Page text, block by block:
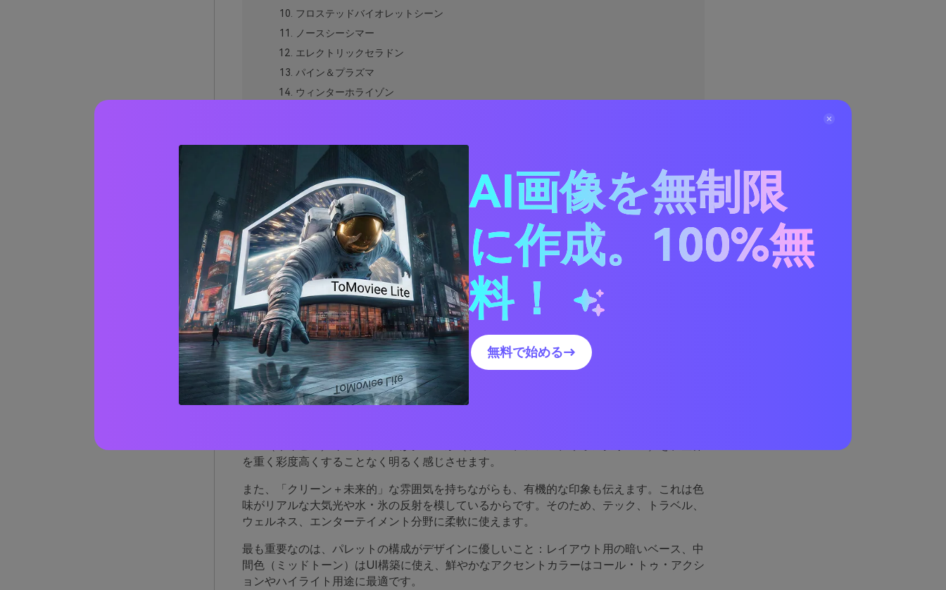
フロステッドバイオレットシーン
ノースシーシマー
エレクトリックセラドン
パイン＆プラズマ
ウィンターホライゾン
ミントネビュラ
ディープスペースミント
シルバーポーラーアーク
グリーンファイアダスク
オーロラ・ボレアリスと合う色は？
実際のデザインでオーロラ・ボレアリスのカラーパレットをどう使うか
AIでオーロラ・ボレアリスのパレットビジュアルを作成
なぜオーロラ・ボレアリスのカラース
キームはこんなに効果的なのか
を重く彩度高くすることなく明るく感じさせます。
また、「クリーン＋未来的」な雰囲気を持ちながらも、有機的な印象も伝えます。これは色
味がリアルな大気光や水・氷の反射を模しているからです。そのため、テック、トラベル、
ウェルネス、エンターテイメント分野に柔軟に使えます。
最も重要なのは、パレットの構成がデザインに優しいこと：レイアウト用の暗いベース、中
間色（ミッドトーン）はUI構築に使え、鮮やかなアクセントカラーはコール・トゥ・アクシ
ョンやハイライト用途に最適です。
AI画像を無制限
に作成。100%無
料！
無料で始める→